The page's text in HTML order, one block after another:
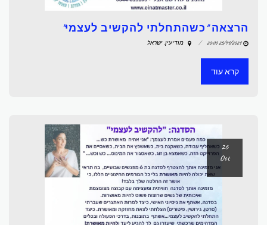
הרצאה "כשהתחלתי להקשיב לעצמי"
25/11/2021 20:00 מודיעין, ישראל
קרא עוד
Oct